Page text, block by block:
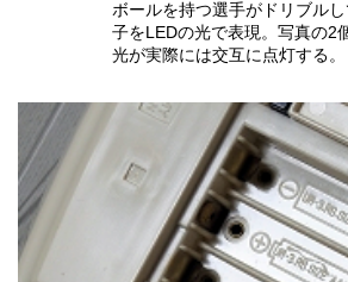
ボールを持つ選手がドリブル
子をLEDの光で表現。写真の2
光が実際には交互に点灯する。